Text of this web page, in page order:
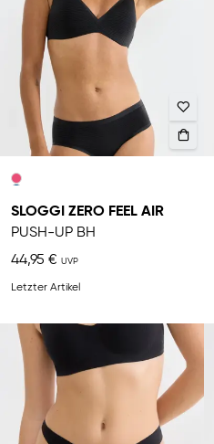
SLOGGI ZERO FEEL AIR
PUSH-UP BH
44,95 €
Letzter Artikel